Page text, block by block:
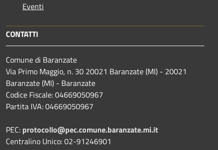
Eventi
CONTATTI
Comune di Baranzate
Via Primo Maggio, n. 30 20021 Baranzate (MI) - 20021
Baranzate (MI) - Baranzate
Codice Fiscale: 04669050967
Partita IVA: 04669050967
PEC: protocollo@pec.comune.baranzate.mi.it
Centralino Unico: 02-91246901